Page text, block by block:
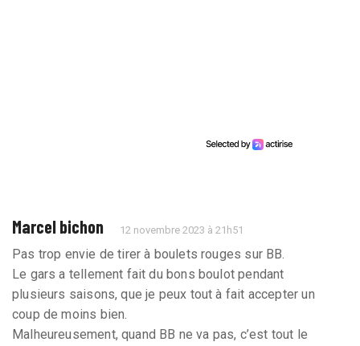
Marcel bichon 12 novembre 2023 à 21h51
Pas trop envie de tirer à boulets rouges sur BB.
Le gars a tellement fait du bons boulot pendant
plusieurs saisons, que je peux tout à fait accepter un
coup de moins bien.
Malheureusement, quand BB ne va pas, c’est tout le